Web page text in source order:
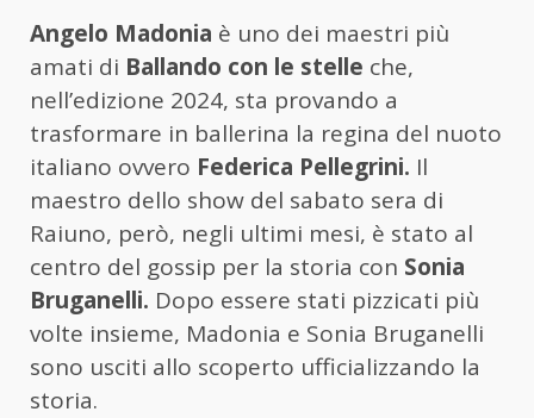
Angelo Madonia è uno dei maestri più
amati di Ballando con le stelle che,
nell’edizione 2024, sta provando a
trasformare in ballerina la regina del nuoto
italiano ovvero Federica Pellegrini. Il
maestro dello show del sabato sera di
Raiuno, però, negli ultimi mesi, è stato al
centro del gossip per la storia con Sonia
Bruganelli. Dopo essere stati pizzicati più
volte insieme, Madonia e Sonia Bruganelli
sono usciti allo scoperto ufficializzando la
storia.